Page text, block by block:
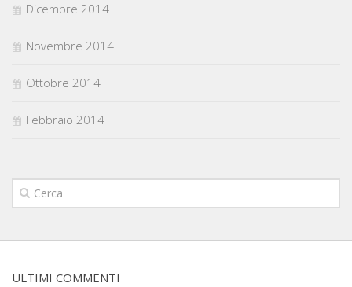
Dicembre 2014
Novembre 2014
Ottobre 2014
Febbraio 2014
ULTIMI COMMENTI